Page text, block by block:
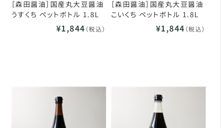
［森田醤油］国産丸大豆醤油
うすくち ペットボトル 1.8L
¥1,844 （税込）
［森田醤油］国産丸大豆醤油
こいくち ペットボトル 1.8L
¥1,844 （税込）